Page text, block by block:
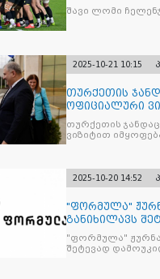
შავი ლომი
2025-10-21 10:15
თურქეთის
ოფიციალური
თურქეთის
ვიზიტით
2025-10-20 14:52
"ფორმულა"
განიხილავს
წინააღმდ
"ფორმულა"
შეტევად